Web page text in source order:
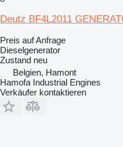
Deutz BF4L2011
Preis auf Anfrage
Dieselgenerator
Zustand neu
Belgien, Hamont
Hamofa Industrial Engines
Verkäufer kontaktieren